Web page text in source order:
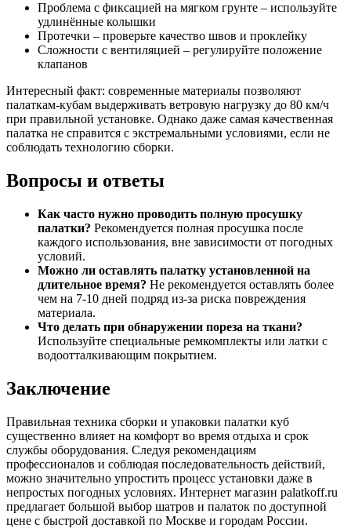
Проблема с фиксацией на мягком грунте – используйте
удлинённые колышки
Протечки – проверьте качество швов и проклейку
Сложности с вентиляцией – регулируйте положение
клапанов
Интересный факт: современные материалы позволяют
палаткам-кубам выдерживать ветровую нагрузку до 80 км/ч
при правильной установке. Однако даже самая качественная
палатка не справится с экстремальными условиями, если не
соблюдать технологию сборки.
Вопросы и ответы
Как часто нужно проводить полную просушку
палатки? Рекомендуется полная просушка после
каждого использования, вне зависимости от погодных
условий.
Можно ли оставлять палатку установленной на
длительное время? Не рекомендуется оставлять более
чем на 7-10 дней подряд из-за риска повреждения
материала.
Что делать при обнаружении пореза на ткани?
Используйте специальные ремкомплекты или латки с
водоотталкивающим покрытием.
Заключение
Правильная техника сборки и упаковки палатки куб
существенно влияет на комфорт во время отдыха и срок
службы оборудования. Следуя рекомендациям
профессионалов и соблюдая последовательность действий,
можно значительно упростить процесс установки даже в
непростых погодных условиях. Интернет магазин palatkoff.ru
предлагает большой выбор шатров и палаток по доступной
цене с быстрой доставкой по Москве и городам России.